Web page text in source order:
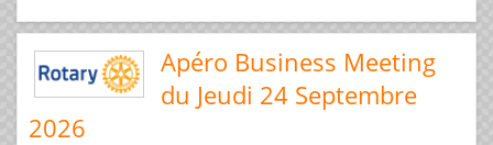
Apéro Business Meeting
du Jeudi 24 Septembre
2026